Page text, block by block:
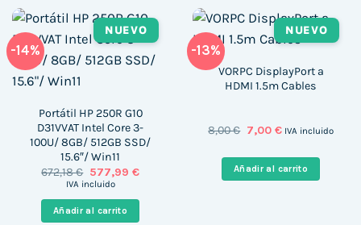
-14%
NUEVO
Portátil HP 250R G10
D31VVAT Intel Core 3-
100U/ 8GB/ 512GB SSD/
15.6″/ Win11
672,18€ El
precio
era:
672,18 €.
577,99 €El
es:
IVA incluido
Añadir al carrito
-13%
NUEVO
VORPC DisplayPort a
HDMI 1.5m Cables
8,00€ El
era:
8,00 €.
7,00 €El
7,00 €.
IVA incluido
Añadir al carrito